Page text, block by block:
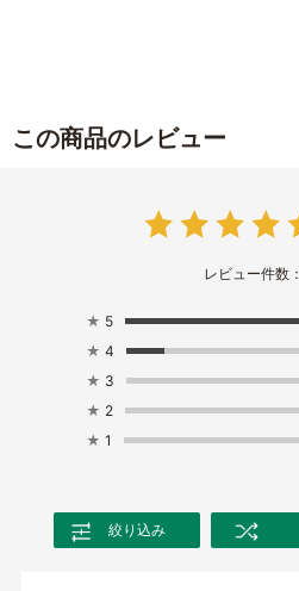
この商品のレビュー
レビュー件数：
★ 5
★ 4
★ 3
★ 2
★ 1
絞り込み